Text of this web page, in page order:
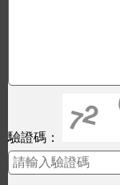
驗證碼：